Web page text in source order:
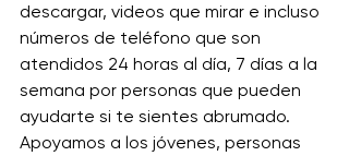
descargar, videos que mirar e incluso
números de teléfono que son
atendidos 24 horas al día, 7 días a la
semana por personas que pueden
ayudarte si te sientes abrumado.
Apoyamos a los jóvenes, personas